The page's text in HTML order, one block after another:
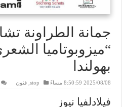
جمانة الطراونة
“ميزوبوتاميا
بهولندا
2025/08/08 8:50:59 مساءً stop
,فنون
فيلادلفيا نيوز